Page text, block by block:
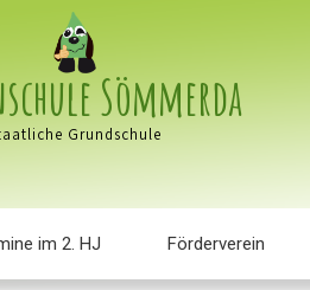
Sömmerda
Grundschule
im 2. HJ Förderverein